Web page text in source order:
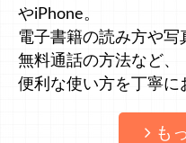
やiPhone。
電子書籍の読み方や写
無料通話の方法など、
便利な使い方を丁寧に
も